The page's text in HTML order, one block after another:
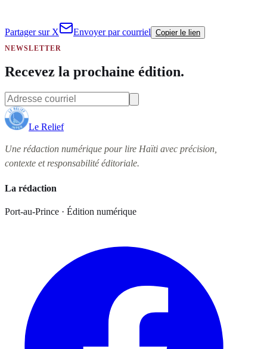
Partager sur X Envoyer par courriel Copier le lien
NEWSLETTER
Recevez la prochaine édition.
Le Relief
Une rédaction numérique pour lire Haïti avec précision,
contexte et responsabilité éditoriale.
La rédaction
Port-au-Prince · Édition numérique